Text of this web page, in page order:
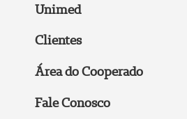
Unimed
Clientes
Área do Cooperado
Fale Conosco